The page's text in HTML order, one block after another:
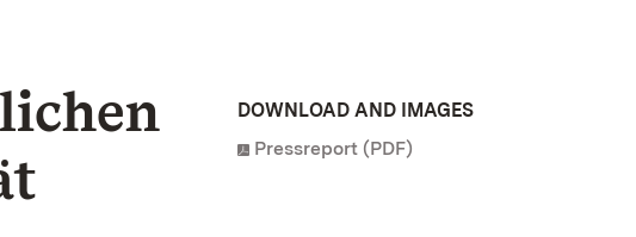
DOWNLOAD AND IMAGES
Pressreport (PDF)